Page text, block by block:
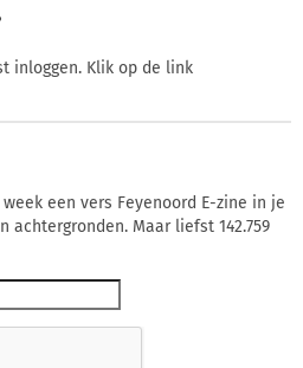
inloggen. Klik op de link
een vers Feyenoord E-zine in je
Maar liefst 142.759